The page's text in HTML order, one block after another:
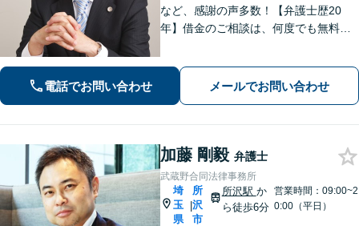
など、感謝の声多数！【弁護士歴20
年】借金のご相談は、何度でも無料！
能です【休日・夜間対応可】親切かつ
丁寧な対応に定評あり
電話でお問い合わせ メールでお問い合わせ
加藤 剛毅 弁護士
武蔵野合同法律事務所
埼
玉
県
|
所
沢
市
所沢駅 か
ら徒歩6分
営業時間：09:00~2
0:00（平日）